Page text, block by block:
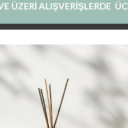
ÜZERİ ALIŞVERİŞLERDE
PRIVATE LABEL